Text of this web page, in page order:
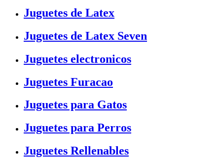
Juguetes de Latex
Juguetes de Latex Seven
Juguetes electronicos
Juguetes Furacao
Juguetes para Gatos
Juguetes para Perros
Juguetes Rellenables